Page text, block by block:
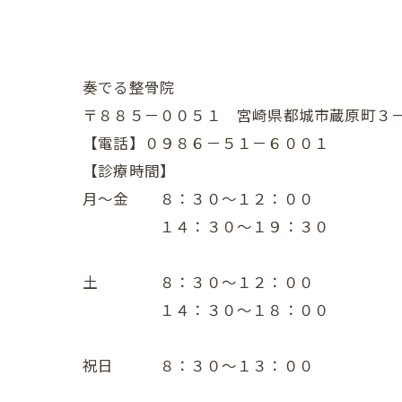
奏でる整骨院
〒８８５－００５１ 宮崎県都城市蔵原町３
【電話】０９８６－５１－６００１
【診療時間】
月～金 ８：３０～１２：００
１４：３０～１９：３０
土 ８：３０～１２：００
１４：３０～１８：００
祝日 ８：３０～１３：００